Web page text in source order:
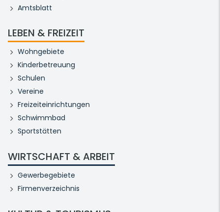
Amtsblatt
LEBEN & FREIZEIT
Wohngebiete
Kinderbetreuung
Schulen
Vereine
Freizeiteinrichtungen
Schwimmbad
Sportstätten
WIRTSCHAFT & ARBEIT
Gewerbegebiete
Firmenverzeichnis